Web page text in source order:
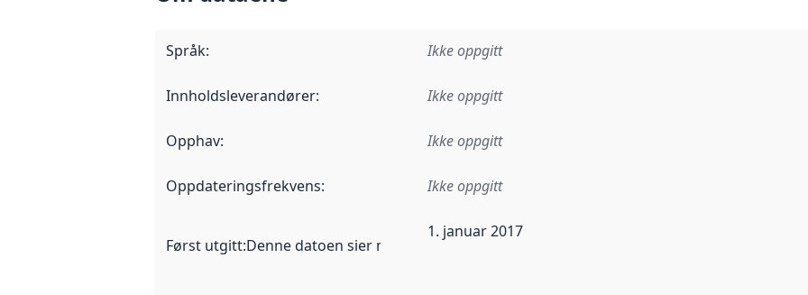
Språk: Ikke oppgitt
Innholdsleverandører: Ikke oppgitt
Opphav: Ikke oppgitt
Oppdateringsfrekvens: Ikke oppgitt
Først utgitt:Denne datoen sier når dataene i dette datasettet første gang ble utgitt. Det kan
1. januar 2017